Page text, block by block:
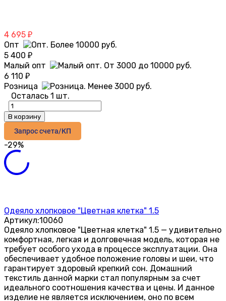
4 695 ₽
Опт
5 400 ₽
Малый опт
6 110 ₽
Розница
Осталась 1 шт.
В корзину
Запрос счета/КП
-29%
Одеяло хлопковое "Цветная клетка" 1.5
Артикул:10060
Одеяло хлопковое "Цветная клетка" 1.5 — удивительно
комфортная, легкая и долговечная модель, которая не
требует особого ухода в процессе эксплуатации. Она
обеспечивает удобное положение головы и шеи, что
гарантирует здоровый крепкий сон. Домашний
текстиль данной марки стал популярным за счет
идеального соотношения качества и цены. И данное
изделие не является исключением, оно по всем